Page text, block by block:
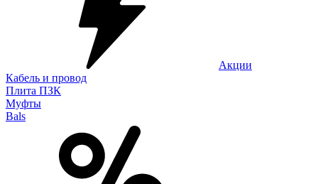
Акции
Кабель и провод
Плита ПЗК
Муфты
Bals